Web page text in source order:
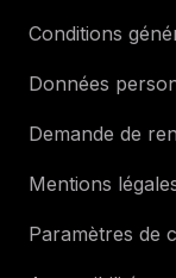
Conditions
Données
Demande de
Mentions
Paramètres de